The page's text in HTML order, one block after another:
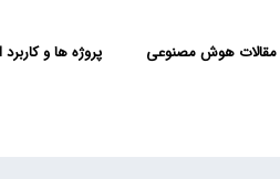
مقالات هوش مصنوعی پروژه ها و کاربرد AI